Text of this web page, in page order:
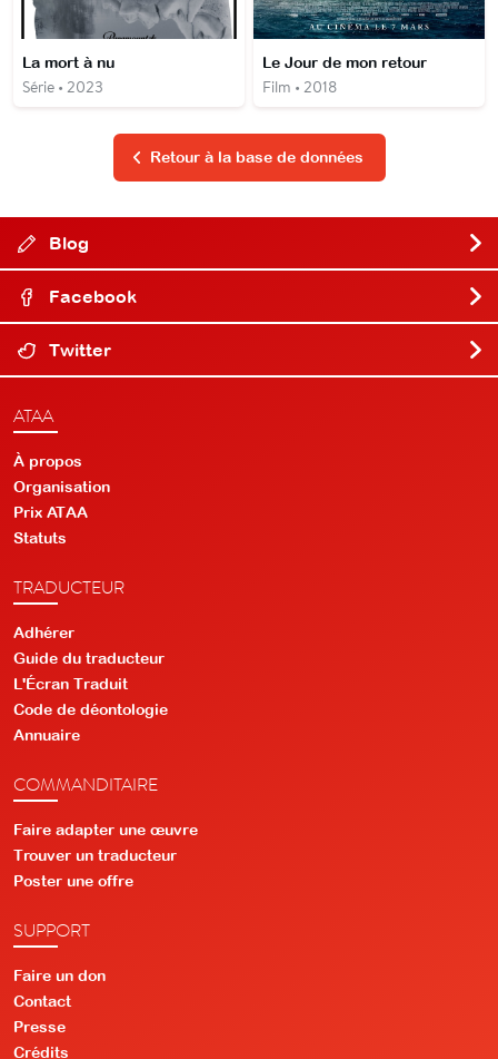
La mort à nu
Série • 2023
Le Jour de mon retour
Film • 2018
Retour à la base de données
Blog
Facebook
Twitter
ATAA
À propos
Organisation
Prix ATAA
Statuts
TRADUCTEUR
Adhérer
Guide du traducteur
L'Écran Traduit
Code de déontologie
Annuaire
COMMANDITAIRE
Faire adapter une œuvre
Trouver un traducteur
Poster une offre
SUPPORT
Faire un don
Contact
Presse
Crédits